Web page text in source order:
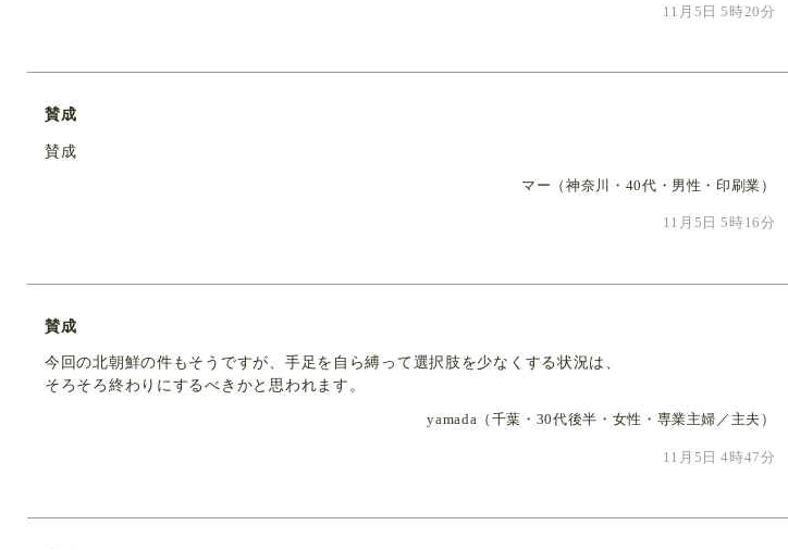
11月5日 5時20分
賛成
賛成
マー（神奈川・40代・男性・印刷業）
11月5日 5時16分
賛成
今回の北朝鮮の件もそうですが、手足を自ら縛って選択肢を少なくする状況は、
そろそろ終わりにするべきかと思われます。
yamada（千葉・30代後半・女性・専業主婦／主夫）
11月5日 4時47分